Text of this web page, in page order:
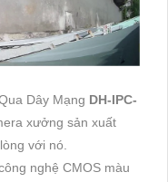
Dây Mạng DH-IPC-
xưởng sản xuất
với nó.
nghệ CMOS màu